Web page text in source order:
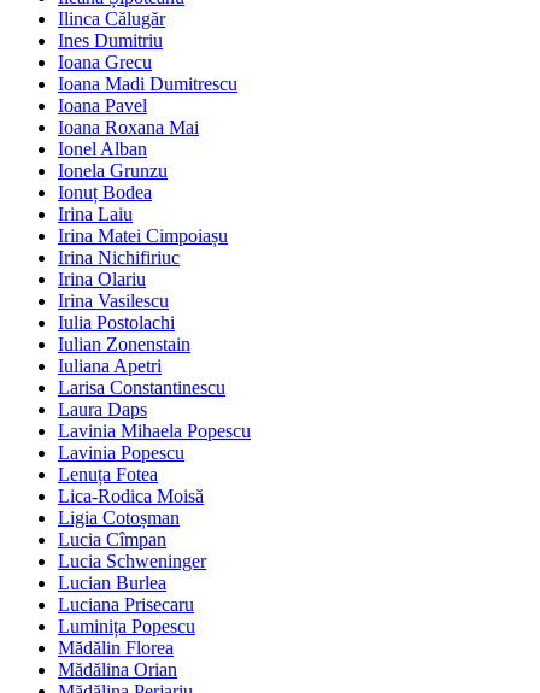
Ilinca Călugăr
Ines Dumitriu
Ioana Grecu
Ioana Madi Dumitrescu
Ioana Pavel
Ioana Roxana Mai
Ionel Alban
Ionela Grunzu
Ionuț Bodea
Irina Laiu
Irina Matei Cimpoiașu
Irina Nichifiriuc
Irina Olariu
Irina Vasilescu
Iulia Postolachi
Iulian Zonenstain
Iuliana Apetri
Larisa Constantinescu
Laura Daps
Lavinia Mihaela Popescu
Lavinia Popescu
Lenuța Fotea
Lica-Rodica Moisă
Ligia Cotoșman
Lucia Cîmpan
Lucia Schweninger
Lucian Burlea
Luciana Prisecaru
Luminița Popescu
Mădălin Florea
Mădălina Orian